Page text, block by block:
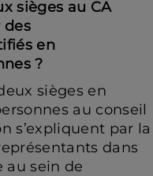
sièges au CA
des
en
?
sièges en
au conseil
s’expliquent par la
dans
au sein de